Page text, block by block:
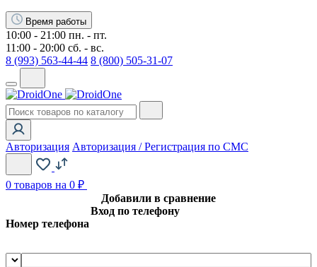
Время работы
10:00 - 21:00 пн. - пт.
11:00 - 20:00 сб. - вс.
8 (993) 563-44-44 8 (800) 505-31-07
Авторизация Авторизация / Регистрация по СМС
0 товаров на 0 ₽
Добавили в сравнение
Вход по телефону
Номер телефона